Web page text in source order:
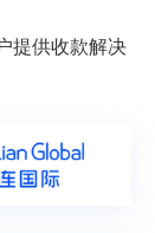
提供收款解决